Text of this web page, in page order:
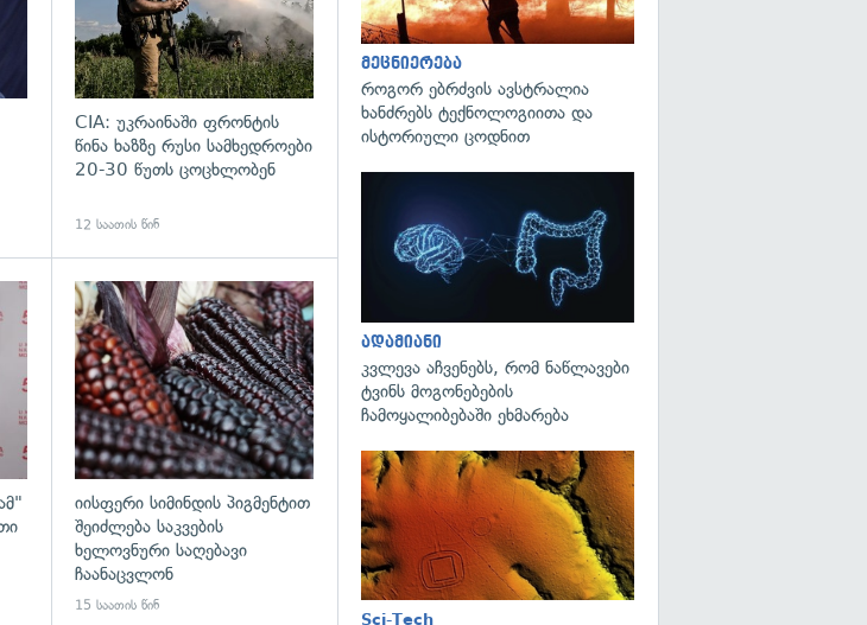
CIA: უკრაინაში ფრონტის
წინა ხაზზე რუსი სამხედროები
20-30 წუთს ცოცხლობენ
12 საათის წინ
გადახედვა
იისფერი სიმინდის პიგმენტით
შეიძლება საკვების
ხელოვნური საღებავი
ჩაანაცვლონ
15 საათის წინ
მეცნიერება
როგორ ებრძვის ავსტრალია
ხანძრებს ტექნოლოგიითა და
ისტორიული ცოდნით
ადამიანი
კვლევა აჩვენებს, რომ ნაწლავები
ტვინს მოგონებების
ჩამოყალიბებაში ეხმარება
Sci-Tech